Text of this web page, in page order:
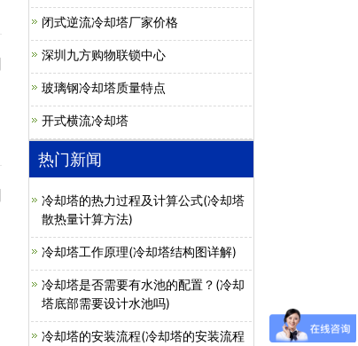
闭式逆流冷却塔厂家价格
深圳九方购物联锁中心
玻璃钢冷却塔质量特点
开式横流冷却塔
热门新闻
冷却塔的热力过程及计算公式(冷却塔
散热量计算方法)
冷却塔工作原理(冷却塔结构图详解)
冷却塔是否需要有水池的配置？(冷却
塔底部需要设计水池吗)
冷却塔的安装流程(冷却塔的安装流程